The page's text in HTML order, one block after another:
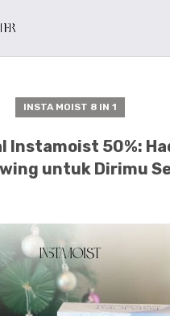
INSTA MOIST 8 IN 1
Instamoist 50%:
untuk Dirimu